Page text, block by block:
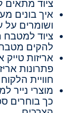
ציוד מתאים
איך בונים
ושומרים על
ציוד למטבח
להקים מטבח
אריזות טייק
פתרונות
חוויית הלקוח
מוצרי נייר
כך בוחרים